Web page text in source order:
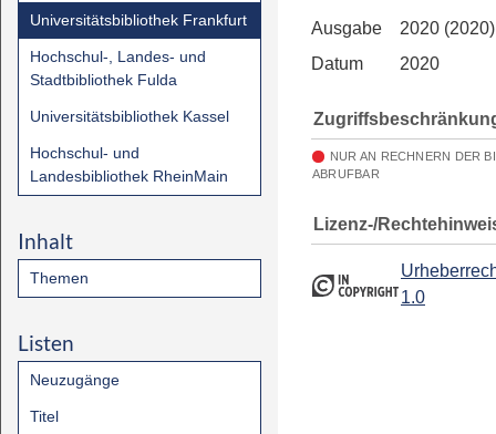
Universitätsbibliothek Frankfurt
Hochschul-, Landes- und
Stadtbibliothek Fulda
Universitätsbibliothek Kassel
Hochschul- und
Landesbibliothek RheinMain
Inhalt
Themen
Listen
Neuzugänge
Titel
Ausgabe
2020
Datum
2020
NUR AN RECHNERN DER
ABRUFBAR
Lizenz-/
1.0